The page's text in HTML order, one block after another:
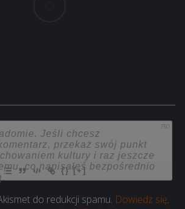
750
{} [+]
do redukcji spamu. Dowiedz się,